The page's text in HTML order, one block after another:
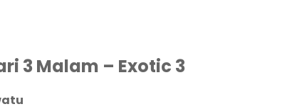
3 Malam – Exotic 3